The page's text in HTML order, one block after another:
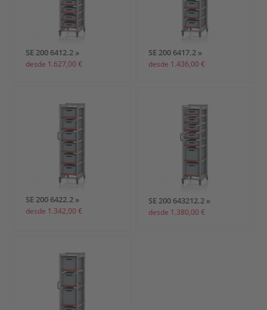
SE 200 6412.2 »
desde 1.627,00 €
SE 200 6417.2 »
desde 1.436,00 €
SE 200 6422.2 »
desde 1.342,00 €
SE 200 643212.2 »
desde 1.380,00 €